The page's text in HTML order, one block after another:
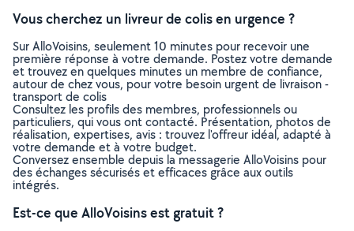
Vous cherchez un livreur de colis en urgence ?
Sur AlloVoisins, seulement 10 minutes pour recevoir une
première réponse à votre demande. Postez votre demande
et trouvez en quelques minutes un membre de confiance,
autour de chez vous, pour votre besoin urgent de livraison -
transport de colis
Consultez les profils des membres, professionnels ou
particuliers, qui vous ont contacté. Présentation, photos de
réalisation, expertises, avis : trouvez l'offreur idéal, adapté à
votre demande et à votre budget.
Conversez ensemble depuis la messagerie AlloVoisins pour
des échanges sécurisés et efficaces grâce aux outils
intégrés.
Est-ce que AlloVoisins est gratuit ?